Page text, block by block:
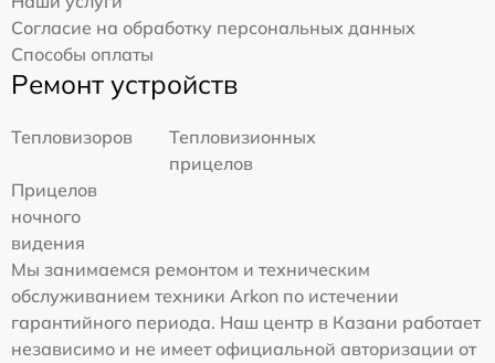
Согласие на обработку персональных данных
Способы оплаты
Ремонт устройств
Тепловизоров
Тепловизионных
прицелов
Прицелов
ночного
видения
Мы занимаемся ремонтом и техническим
обслуживанием техники Arkon по истечении
гарантийного периода. Наш центр в Казани работает
независимо и не имеет официальной авторизации от